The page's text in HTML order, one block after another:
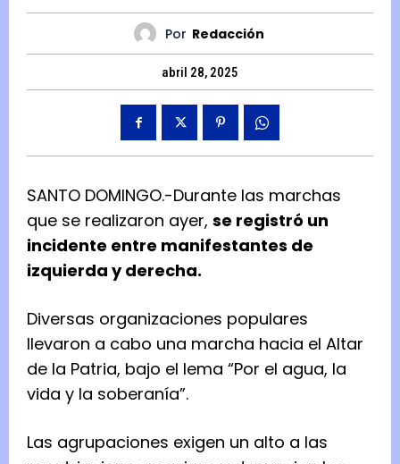
Por Redacción
abril 28, 2025
SANTO DOMINGO.-Durante las marchas
que se realizaron ayer, se registró un
incidente entre manifestantes de
izquierda y derecha.
Diversas organizaciones populares
llevaron a cabo una marcha hacia el Altar
de la Patria, bajo el lema “Por el agua, la
vida y la soberanía”.
Las agrupaciones exigen un alto a las